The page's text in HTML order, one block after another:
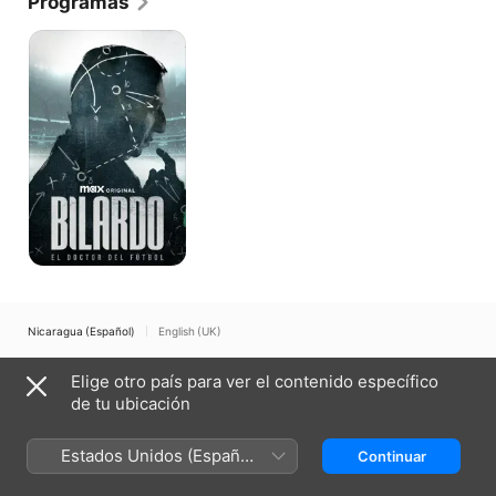
Bilardo,
Doctor
del
Fútbol
Nicaragua (Español) English (UK)
Términos del servicio de internet
Soporte técnico
Elige otro país para ver el contenido específico
de tu ubicación
Estados Unidos (Español
México)
Continuar